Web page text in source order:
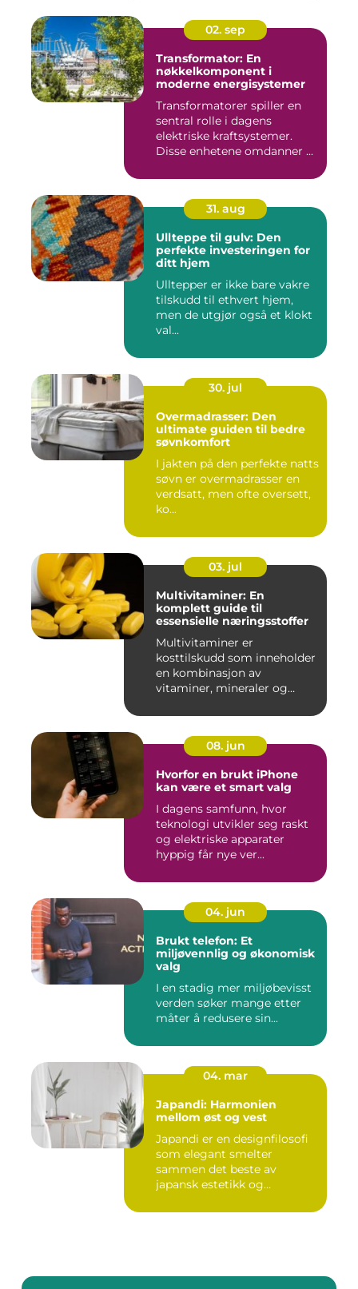
02. sep
Transformator: En
nøkkelkomponent i
moderne energisystemer
Transformatorer spiller en
sentral rolle i dagens
elektriske kraftsystemer.
Disse enhetene omdanner ...
31. aug
Ullteppe til gulv: Den
perfekte investeringen for
ditt hjem
Ulltepper er ikke bare vakre
tilskudd til ethvert hjem,
men de utgjør også et klokt
val...
30. jul
Overmadrasser: Den
ultimate guiden til bedre
søvnkomfort
I jakten på den perfekte natts
søvn er overmadrasser en
verdsatt, men ofte oversett,
ko...
03. jul
Multivitaminer: En
komplett guide til
essensielle næringsstoffer
Multivitaminer er
kosttilskudd som inneholder
en kombinasjon av
vitaminer, mineraler og
08. jun
Hvorfor en brukt iPhone
kan være et smart valg
I dagens samfunn, hvor
teknologi utvikler seg raskt
og elektriske apparater
hyppig får nye ver...
04. jun
Brukt telefon: Et
miljøvennlig og økonomisk
valg
I en stadig mer miljøbevisst
verden søker mange etter
måter å redusere sin...
04. mar
Japandi: Harmonien
mellom øst og vest
Japandi er en designfilosofi
som elegant smelter
sammen det beste av
japansk estetikk og